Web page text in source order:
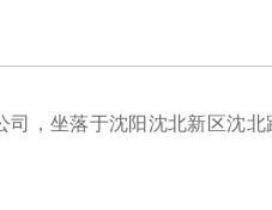
，坐落于沈阳沈北新区沈北